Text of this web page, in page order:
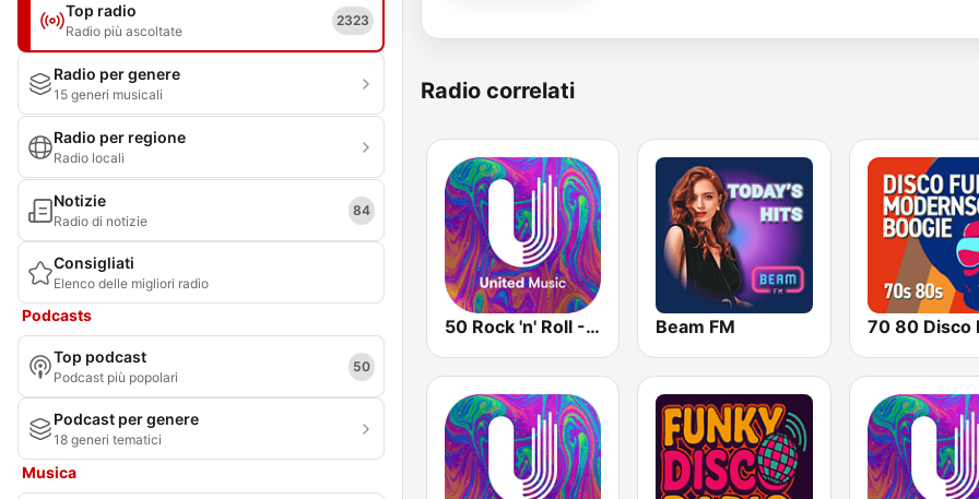
Top radio
Radio più ascoltate
2323
Radio per genere
15 generi musicali
Radio per regione
Radio locali
Notizie
Radio di notizie
84
Consigliati
Elenco delle migliori radio
Podcasts
Top podcast
Podcast più popolari
50
Podcast per genere
18 generi tematici
Musica
Radio correlati
50 Rock 'n' Roll - United Music Beam FM